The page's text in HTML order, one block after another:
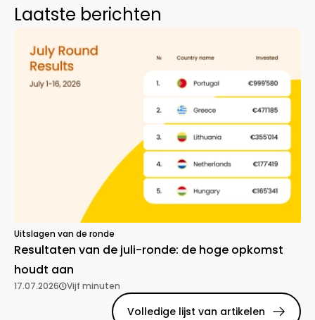
Laatste berichten
Uitslagen van de ronde
Resultaten van de juli-ronde: de hoge opkomst
houdt aan
17.07.2026 Vijf minuten
Volledige lijst van artikelen